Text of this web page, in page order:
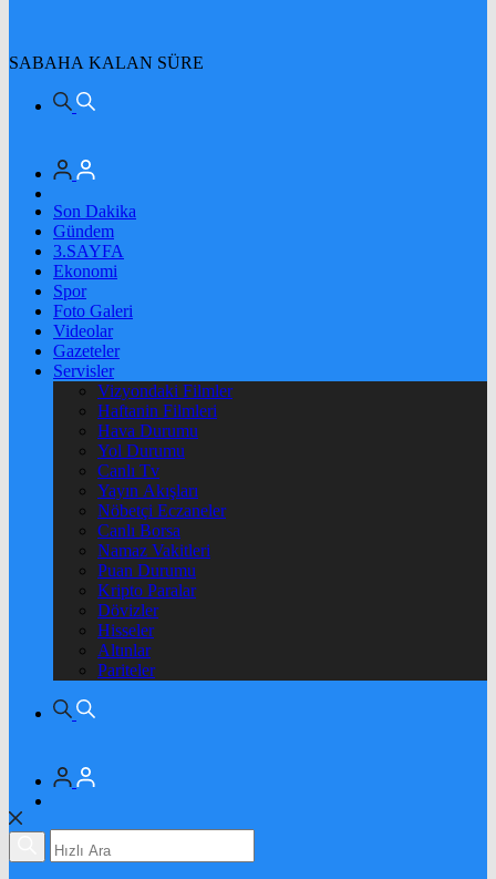
SABAHA KALAN SÜRE
Son Dakika
Gündem
3.SAYFA
Ekonomi
Spor
Foto Galeri
Videolar
Gazeteler
Servisler
Vizyondaki Filmler
Haftanin Filmleri
Hava Durumu
Yol Durumu
Canlı Tv
Yayın Akışları
Nöbetçi Eczaneler
Canlı Borsa
Namaz Vakitleri
Puan Durumu
Kripto Paralar
Dövizler
Hisseler
Altınlar
Pariteler